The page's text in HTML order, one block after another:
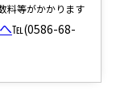
料等がかかります
℡(0586-68-